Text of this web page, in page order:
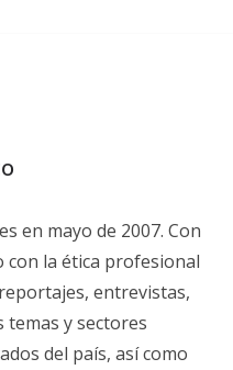
en mayo de 2007. Con
la ética profesional
entrevistas,
temas y sectores
del país, así como